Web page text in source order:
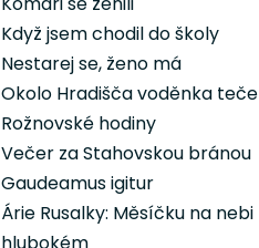
Když jsem chodil do školy
Nestarej se, ženo má
Okolo Hradišča voděnka teče
Rožnovské hodiny
Večer za Stahovskou bránou
Gaudeamus igitur
Árie Rusalky: Měsíčku na nebi